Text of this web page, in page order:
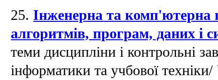
25. Інженерна та комп'ютерна
алгоритмів, програм, даних і
теми дисципліни і контрольні
інформатики та учбової